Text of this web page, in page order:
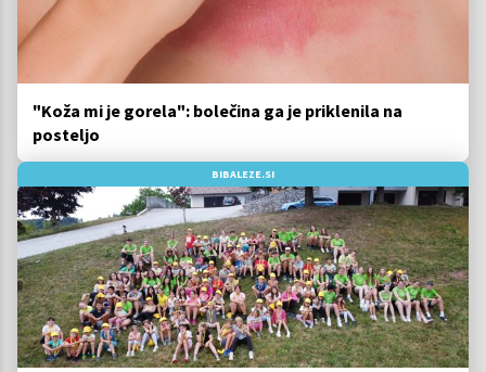
"Koža mi je gorela": bolečina ga je priklenila na
posteljo
BIBALEZE.SI